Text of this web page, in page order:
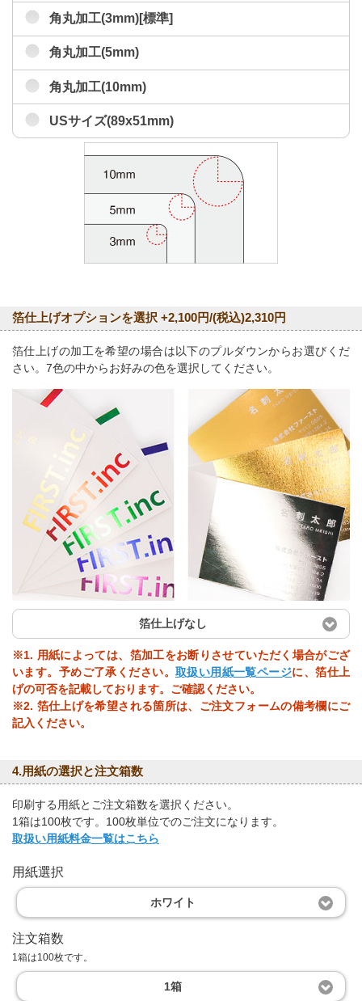
角丸加工(3mm)[標準]
角丸加工(5mm)
角丸加工(10mm)
USサイズ(89x51mm)
箔仕上げオプションを選択 +2,100円/(税込)2,310円
箔仕上げの加工を希望の場合は以下のプルダウンからお選びくだ
さい。7色の中からお好みの色を選択してください。
箔仕上げなし
※1. 用紙によっては、箔加工をお断りさせていただく場合がござ
います。予めご了承ください。 取扱い用紙一覧ページに、箔仕上
げの可否を記載しております。ご確認ください。
※2. 箔仕上げを希望される箇所は、ご注文フォームの備考欄にご
記入ください。
4.用紙の選択と注文箱数
印刷する用紙とご注文箱数を選択ください。
1箱は100枚です。100枚単位でのご注文になります。
取扱い用紙料金一覧はこちら
用紙選択
ホワイト
注文箱数
1箱は100枚です。
1箱